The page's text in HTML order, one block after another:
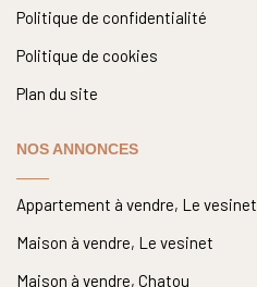
Politique de confidentialité
Politique de cookies
Plan du site
NOS ANNONCES
Appartement à vendre, Le vesinet
Maison à vendre, Le vesinet
Maison à vendre, Chatou